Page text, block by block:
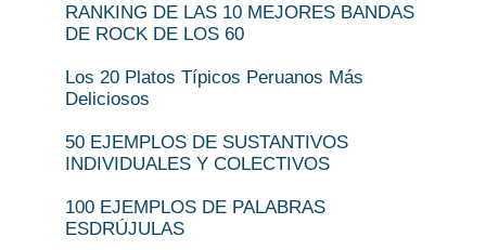
RANKING DE LAS 10 MEJORES BANDAS
DE ROCK DE LOS 60
Los 20 Platos Típicos Peruanos Más
Deliciosos
50 EJEMPLOS DE SUSTANTIVOS
INDIVIDUALES Y COLECTIVOS
100 EJEMPLOS DE PALABRAS
ESDRÚJULAS